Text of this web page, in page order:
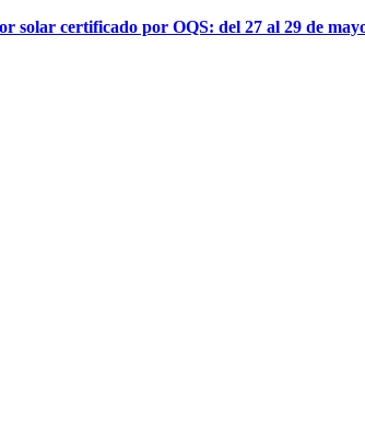
solar certificado por OQS: del 27 al 29 de